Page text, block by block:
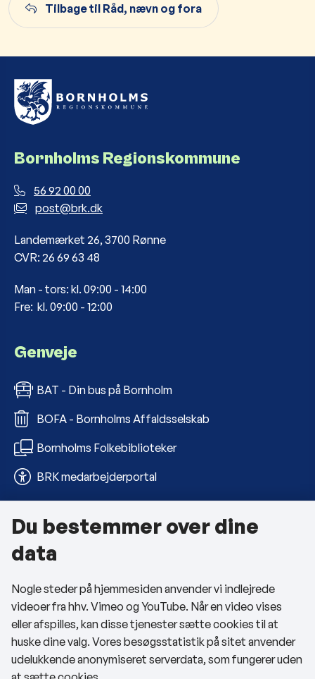
Tilbage til Råd, nævn og fora
Bornholms Regionskommune
56 92 00 00
post@brk.dk
Landemærket 26, 3700 Rønne
CVR: 26 69 63 48
Man - tors: kl. 09:00 - 14:00
Fre: kl. 09:00 - 12:00
Genveje
BAT - Din bus på Bornholm
BOFA - Bornholms Affaldsselskab
Bornholms Folkebiblioteker
BRK medarbejderportal
Om kommunen
Kontakt os
Telefon- og åbningstider
Tilgængelighedserklæring
Privatlivspolitik
Du bestemmer over dine
data
Nogle steder på hjemmesiden anvender vi indlejrede
videoer fra hhv. Vimeo og YouTube. Når en video vises
eller afspilles, kan disse tjenester sætte cookies til at
huske dine valg. Vores besøgsstatistik på sitet anvender
udelukkende anonymiseret serverdata, som fungerer uden